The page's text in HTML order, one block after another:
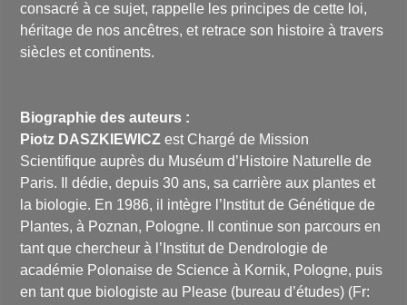
consacré à ce sujet, rappelle les principes de cette loi,
héritage de nos ancêtres, et retrace son histoire à travers
siècles et continents.
Biographie des auteurs :
Piotz DASZKIEWICZ est Chargé de Mission
Scientifique auprès du Muséum d’Histoire Naturelle de
Paris. Il dédie, depuis 30 ans, sa carrière aux plantes et
la biologie. En 1986, il intègre l’Institut de Génétique de
Plantes, à Poznan, Pologne. Il continue son parcours en
tant que chercheur à l’Institut de Dendrologie de
académie Polonaise de Science à Kornik, Pologne, puis
en tant que biologiste au Please (bureau d’études) (Fr: